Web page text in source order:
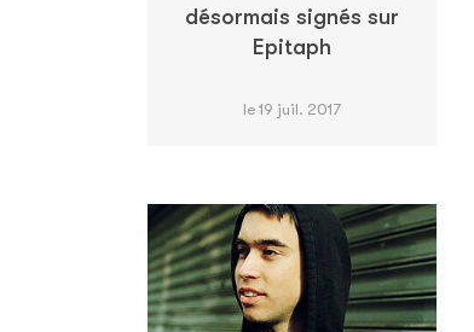
désormais signés sur
Epitaph
le 19 juil. 2017